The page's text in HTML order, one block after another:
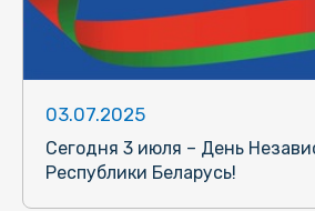
03.07.2025
Сегодня 3 июля – День
Республики Беларусь!